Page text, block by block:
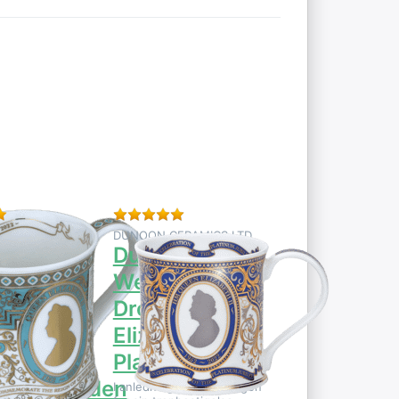
af dette produkt.
Bedømmelse: 5 fra 5 stjerner. 1 Vurdering.
LTD
II –
Bedømmelse: 5 fra 5 stjerner. 3
DUNOON CERAMICS LTD
Dunoon
Wessex
Dronning
Elizabeth II –
Platinjubilæet
I anledning af 70-årsdagen